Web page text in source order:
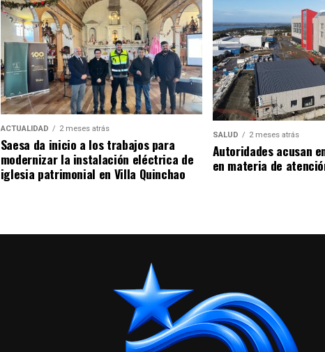
ACTUALIDAD 2 meses atrás
Saesa da inicio a los trabajos para
modernizar la instalación eléctrica de
iglesia patrimonial en Villa Quinchao
SALUD 2 meses atrás
Autoridades acusan
en materia de